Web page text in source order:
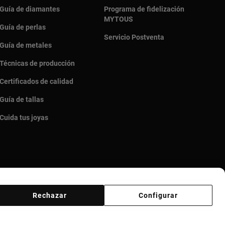
Guía de diamantes
Guía de perlas
Guía de metales
Técnicas de producción
Certificados de calidad
Guía de tallas
Cuida tus joyas
Programa de fidelización
MYTOUS
Servicio Postventa
Configurar
Rechazar